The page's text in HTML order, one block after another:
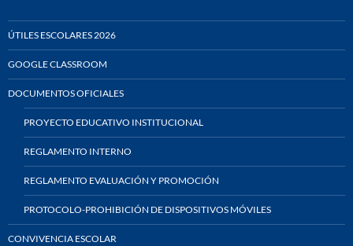
ÚTILES ESCOLARES 2026
GOOGLE CLASSROOM
DOCUMENTOS OFICIALES
PROYECTO EDUCATIVO INSTITUCIONAL
REGLAMENTO INTERNO
REGLAMENTO EVALUACIÓN Y PROMOCIÓN
PROTOCOLO-PROHIBICIÓN DE DISPOSITIVOS MÓVILES
CONVIVENCIA ESCOLAR